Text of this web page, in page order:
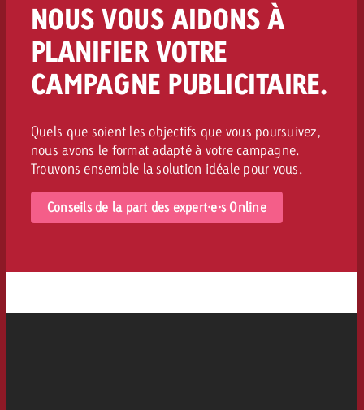
NOUS VOUS AIDONS À
PLANIFIER VOTRE
CAMPAGNE PUBLICITAIRE.
Quels que soient les objectifs que vous poursuivez,
nous avons le format adapté à votre campagne.
Trouvons ensemble la solution idéale pour vous.
Conseils de la part des expert·e·s Online